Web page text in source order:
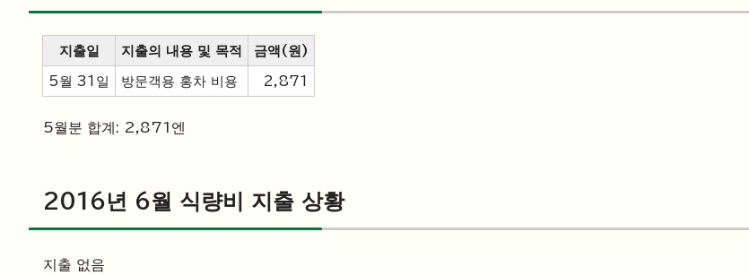
지출일 지출의 내용 및 목적 금액(원)
5월 31일 방문객용 홍차 비용 2,871
5월분 합계: 2,871엔
2016년 6월 식량비 지출 상황
지출 없음